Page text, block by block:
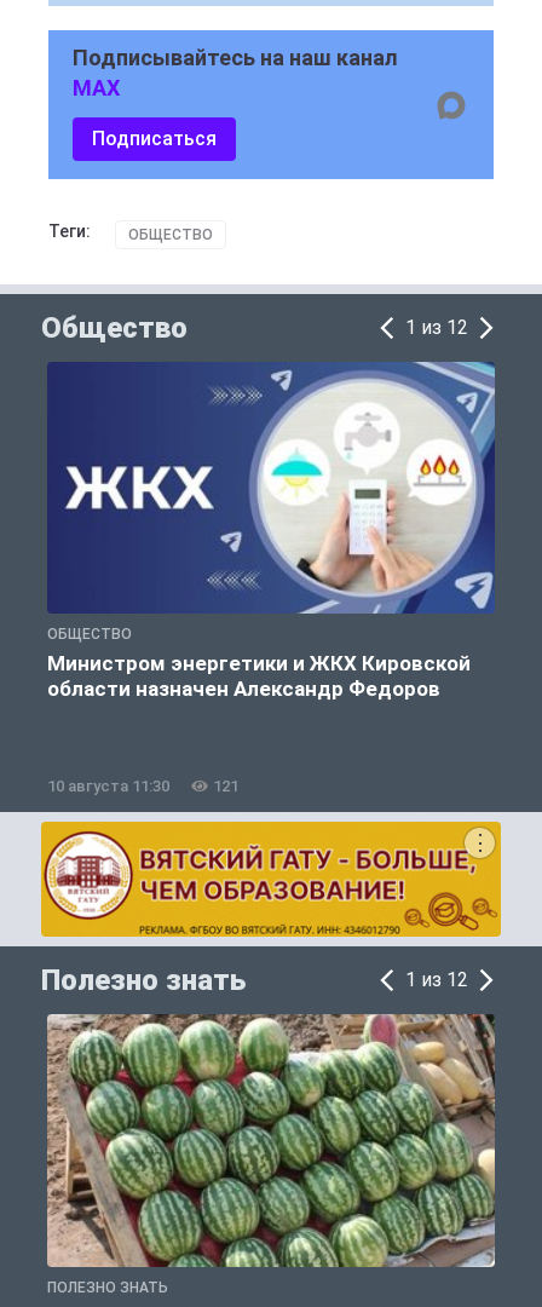
Подписывайтесь на наш канал
MAX
Подписаться
Теги: ОБЩЕСТВО
Общество 1 из 12
ОБЩЕСТВО
Министром энергетики и ЖКХ Кировской
области назначен Александр Федоров
10 августа 11:30 121
Полезно знать 1 из 12
ПОЛЕЗНО ЗНАТЬ